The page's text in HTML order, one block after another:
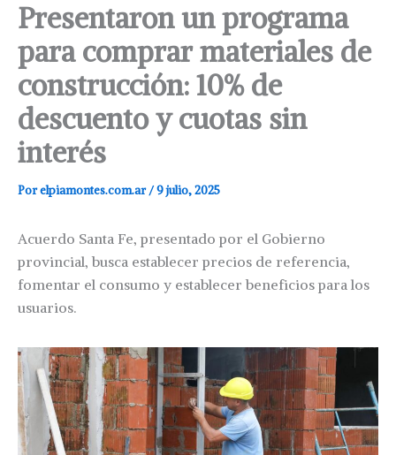
Presentaron un programa
para comprar materiales de
construcción: 10% de
descuento y cuotas sin
interés
Porelpiamontes.com.ar/9 julio, 2025
Acuerdo Santa Fe, presentado por el Gobierno
provincial, busca establecer precios de referencia,
fomentar el consumo y establecer beneficios para los
usuarios.